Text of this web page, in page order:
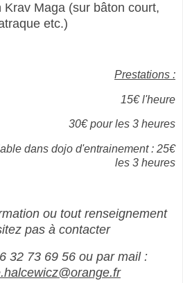
Krav Maga (sur bâton court,
etc.)
Prestations :
15€ l'heure
30€ pour les 3 heures
dans dojo d'entrainement : 25€
les 3 heures
ou tout renseignement
pas à contacter
32 73 69 56 ou par mail :